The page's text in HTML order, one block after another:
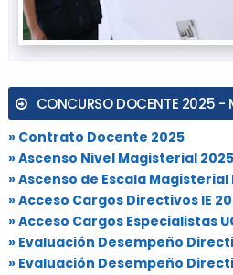
CONCURSO DOCENTE 2025 -
» Contrato Docente 2025
» Ascenso Nivel Magisterial 2025
» Ascenso de Escala Magisterial
» Acceso Cargos Directivos IE
» Acceso Cargos Especialistas
» Evaluación Desempeño
» Evaluación Desempeño